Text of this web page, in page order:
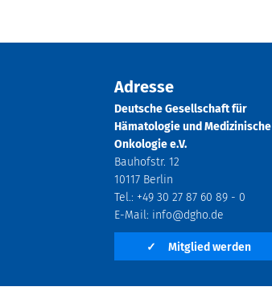
Adresse
Deutsche Gesellschaft für
Hämatologie und Medizinische
Onkologie e.V.
Bauhofstr. 12
10117 Berlin
Tel.: +49 30 27 87 60 89 - 0
E-Mail: info@dgho.de
✓ Mitglied werden